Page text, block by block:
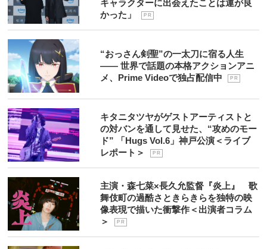
キャラクターに出会えたことは運が良
かった」
P R
“おっさん剣聖”の一太刀に宿る人生
―― 世界で話題の本格アクションアニ
メ、Prime Videoで独占配信中
P R
キタニタツヤがゲストアーティストと
の対バンを通して見せた、“攻めのモー
ド” 「Hugs Vol.6」神戸公演＜ライブ
レポート＞
P R
主演・森七菜×長久允監督『炎上』 歌
舞伎町の過酷さときらきらを独特の映
像表現で描いた衝撃作＜出演者コラム
＞
P R